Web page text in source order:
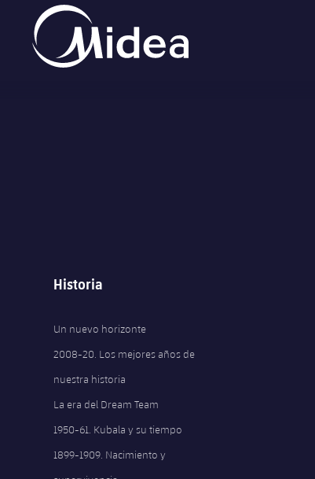
Historia
Un nuevo horizonte
2008-20. Los mejores años de
nuestra historia
La era del Dream Team
1950-61. Kubala y su tiempo
1899-1909. Nacimiento y